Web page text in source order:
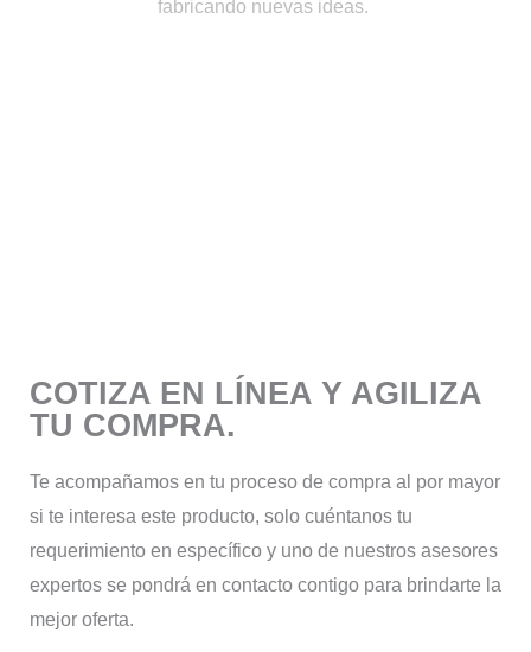
fabricando nuevas ideas.
COTIZA EN LÍNEA Y AGILIZA
TU COMPRA.
Te acompañamos en tu proceso de compra al por mayor
si te interesa este producto, solo cuéntanos tu
requerimiento en específico y uno de nuestros asesores
expertos se pondrá en contacto contigo para brindarte la
mejor oferta.